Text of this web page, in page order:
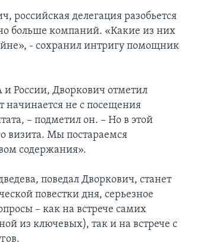
российская делегация разобьется
больше компаний. «Какие из них
- сохранил интригу помощник
России, Дворкович отметил
начинается не с посещения
– подметил он. – Но в этой
визита. Мы постараемся
содержания».
поведал Дворкович, станет
повестки дня, серьезное
– как на встрече самих
из ключевых), так и на встрече с